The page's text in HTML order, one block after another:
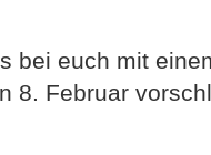
bei euch mit
8. Februar